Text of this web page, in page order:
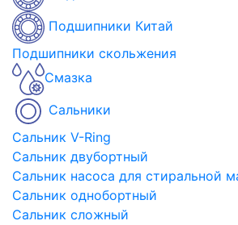
Подшипники Китай
Подшипники скольжения
Смазка
Сальники
Сальник V-Ring
Сальник двубортный
Сальник насоса для стиральной
Сальник однобортный
Сальник сложный